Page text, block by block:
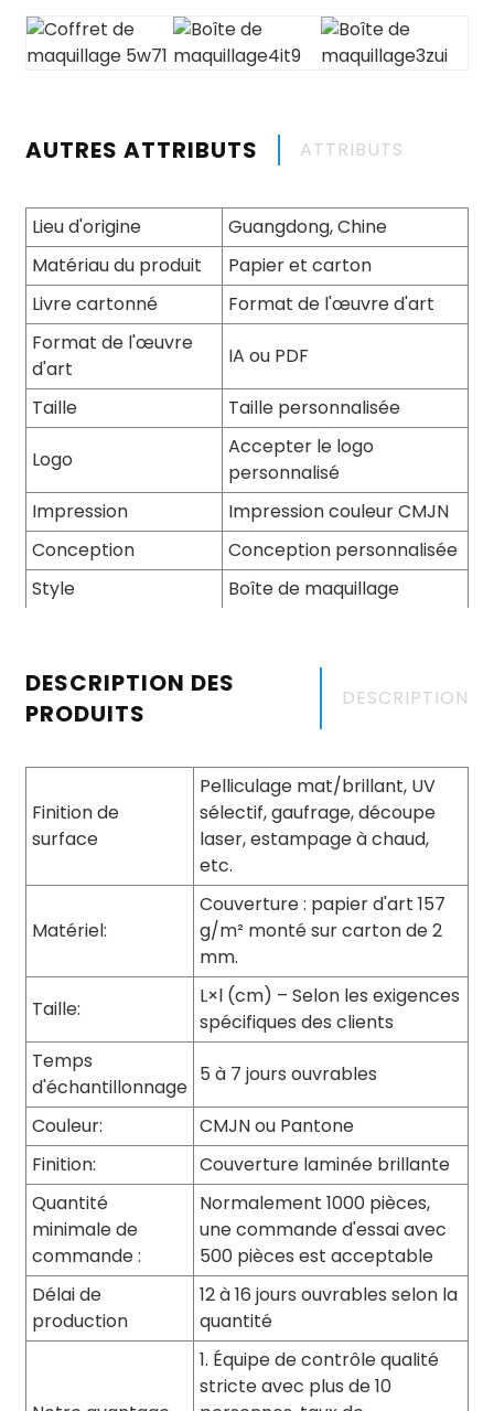
AUTRES ATTRIBUTS ATTRIBUTS
Lieu d'origine
Guangdong, Chine
Matériau du produit
Papier et carton
Livre cartonné
Format de l'œuvre d'art
Format de l'œuvre
d'art
IA ou PDF
Taille Taille personnalisée
Logo
Accepter le logo
personnalisé
Impression
Impression couleur CMJN
Conception
Conception personnalisée
Style
Boîte de maquillage
DESCRIPTION DES
PRODUITS
DESCRIPTION
Finition de
surface
Pelliculage mat/brillant, UV
sélectif, gaufrage, découpe
laser, estampage à chaud,
etc.
Matériel:
Couverture : papier d'art 157
g/m² monté sur carton de 2
mm.
Taille:
L×l (cm) – Selon les exigences
spécifiques des clients
Temps
d'échantillonnage
5 à 7 jours ouvrables
Couleur:
CMJN ou Pantone
Finition:
Couverture laminée brillante
Quantité
minimale de
commande :
Normalement 1000 pièces,
une commande d'essai avec
500 pièces est acceptable
Délai de
production
12 à 16 jours ouvrables selon la
quantité
1. Équipe de contrôle qualité
stricte avec plus de 10